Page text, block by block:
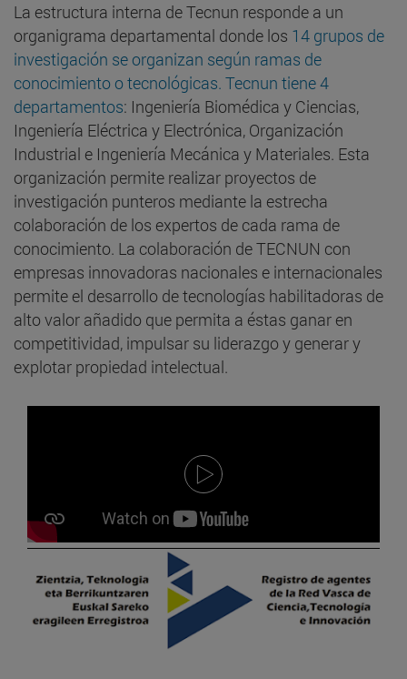
La estructura interna de Tecnun responde a un
organigrama departamental donde los 14 grupos de
investigación se organizan según ramas de
conocimiento o tecnológicas. Tecnun tiene 4
departamentos: Ingeniería Biomédica y Ciencias,
Ingeniería Eléctrica y Electrónica, Organización
Industrial e Ingeniería Mecánica y Materiales. Esta
organización permite realizar proyectos de
investigación punteros mediante la estrecha
colaboración de los expertos de cada rama de
conocimiento. La colaboración de TECNUN con
empresas innovadoras nacionales e internacionales
permite el desarrollo de tecnologías habilitadoras de
alto valor añadido que permita a éstas ganar en
competitividad, impulsar su liderazgo y generar y
explotar propiedad intelectual.